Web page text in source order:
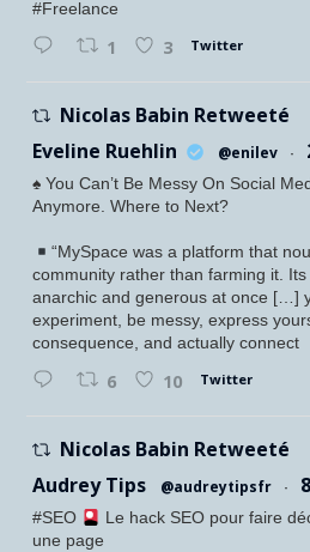
#Freelance
1 3 Twitter
Nicolas Babin Retweeté
Eveline Ruehlin
@enilev ·
♠️ You Can’t Be Messy On Social
Anymore. Where to Next?
“MySpace was a platform that
community rather than farming it.
anarchic and generous at once […]
experiment, be messy, express
consequence, and actually connect
6 10 Twitter
Nicolas Babin Retweeté
Audrey Tips
@audreytipsfr ·
#SEO
Le hack SEO pour faire
une page